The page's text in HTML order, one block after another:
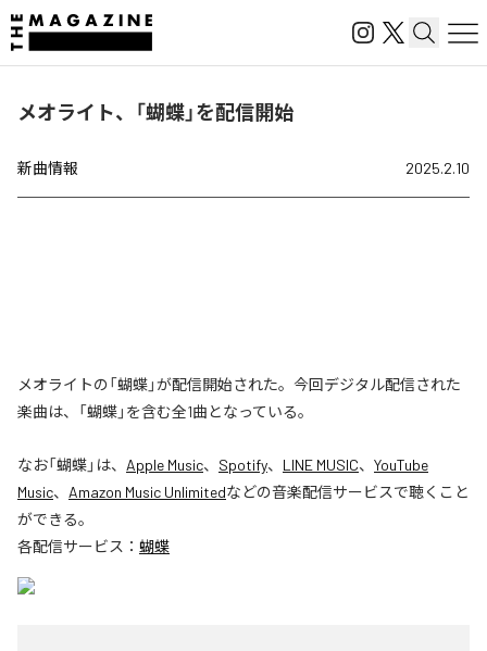
メオライト、「蝴蝶」を配信開始
新曲情報 2025.2.10
メオライトの「蝴蝶」が配信開始された。今回デジタル配信された
楽曲は、「蝴蝶」を含む全1曲となっている。
なお「蝴蝶」は、 Apple Music、 Spotify、 LINE MUSIC、 YouTube
Music、 Amazon Music Unlimitedなどの音楽配信サービスで聴くこと
ができる。
各配信サービス： 蝴蝶